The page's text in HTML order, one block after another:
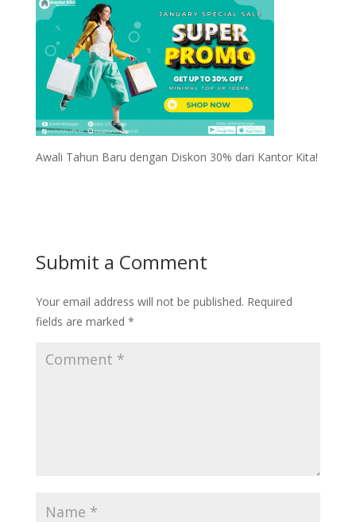
Awali Tahun Baru dengan Diskon 30% dari Kantor Kita!
Submit a Comment
Your email address will not be published. Required
fields are marked *